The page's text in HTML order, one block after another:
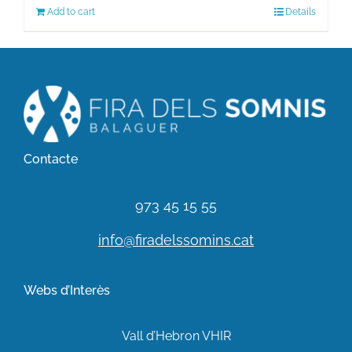
Add to cart Details
Contacte
973 45 15 55
info@firadelssomins.cat
Webs d’Interès
Vall d’Hebron VHIR